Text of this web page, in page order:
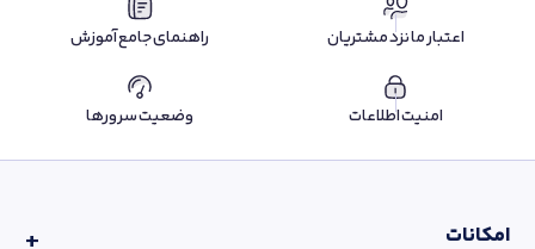
اعتبار ما نزد مشتریان راهنمای جامع آموزش
امنیت اطلاعات وضعیت سرورها
امکانات